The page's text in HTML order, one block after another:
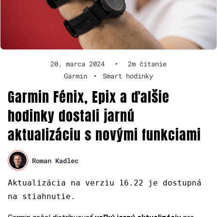
20. marca 2024 •
2m čítanie
Garmin
• Smart hodinky
Garmin Fénix, Epix a ďalšie
hodinky dostali jarnú
aktualizáciu s novými funkciami
Roman Kadlec
Aktualizácia na verziu 16.22 je dostupná
na stiahnutie.